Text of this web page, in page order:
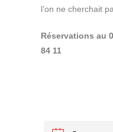
l’on ne cherchait
Réservations au
84 11